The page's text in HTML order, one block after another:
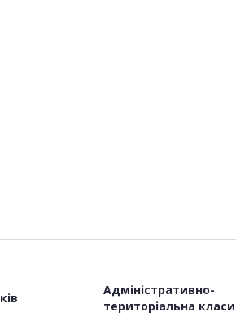
Адміністративно-
територіальна